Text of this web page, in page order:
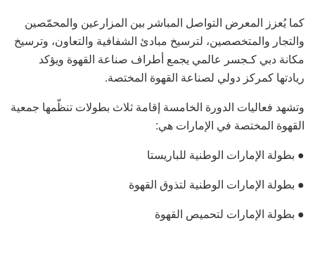
كما يُعزز المعرض التواصل المباشر بين المزارعين والمحمّصين
والتجار والمتخصصين، لترسيخ مبادئ الشفافية والتعاون، وترسيخ
مكانة دبي كـجسر عالمي يجمع أطراف صناعة القهوة ويؤكد
ريادتها كمركز دولي لصناعة القهوة المختصة.
وتشهد فعاليات الدورة الخامسة إقامة ثلاث بطولات تنظّمها جمعية
القهوة المختصة في الإمارات هي:
● بطولة الإمارات الوطنية للباريستا
● بطولة الإمارات الوطنية لتذوق القهوة
● بطولة الإمارات لتحميص القهوة